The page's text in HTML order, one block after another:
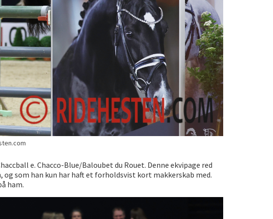
e. Chacco-Blue/Baloubet du Rouet. Denne ekvipage red
og som han kun har haft et forholdsvist kort makkerskab med.
ham.